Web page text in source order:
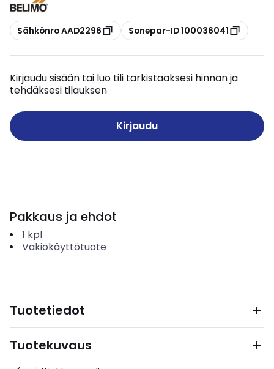
Kopioi
Sähkönro AAD2296 Kopioi
Sonepar-ID 100036041
Kirjaudu sisään tai luo tili tarkistaaksesi hinnan ja
tehdäksesi tilauksen
Kirjaudu
Pakkaus ja ehdot
1 kpl
Vakiokäyttötuote
Tuotetiedot
Tuotekuvaus